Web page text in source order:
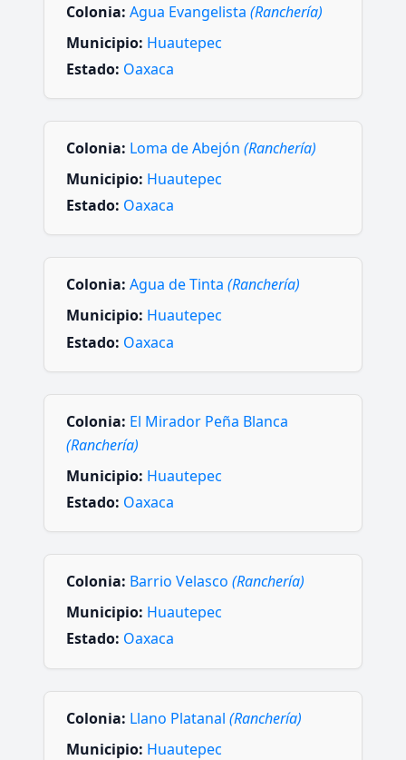
Colonia: Agua Evangelista (Ranchería)
Municipio: Huautepec
Estado: Oaxaca
Colonia: Loma de Abejón (Ranchería)
Municipio: Huautepec
Estado: Oaxaca
Colonia: Agua de Tinta (Ranchería)
Municipio: Huautepec
Estado: Oaxaca
Colonia: El Mirador Peña Blanca
(Ranchería)
Municipio: Huautepec
Estado: Oaxaca
Colonia: Barrio Velasco (Ranchería)
Municipio: Huautepec
Estado: Oaxaca
Colonia: Llano Platanal (Ranchería)
Municipio: Huautepec